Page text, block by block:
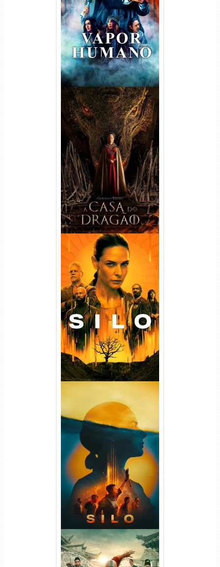
Vapor Humano 1ª Temporada
Torrent (2026) WEB-DL 1080p
Dual Áudio
A Casa do Dragão 1ª
Temporada Torrent (2022)
WEB-DL 720p/1080p Dual
Áudio
Silo 1ª Temporada Torrent
(2023) WEB-DL
720p/1080p/4K Dual Áudio
Silo 2ª Temporada (2024)
WEB-DL 1080p Dual Áudio